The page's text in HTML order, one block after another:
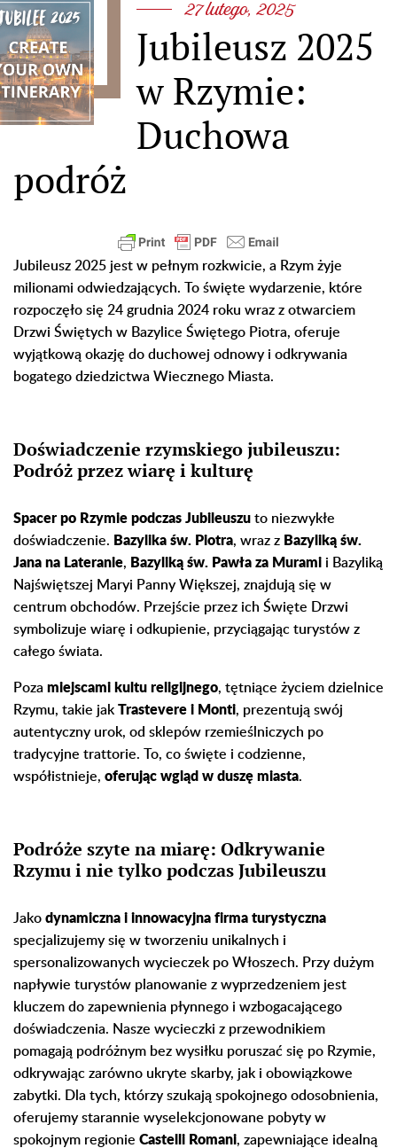
27 lutego, 2025
Jubileusz 2025
w Rzymie:
Duchowa
podróż
Jubileusz 2025 jest w pełnym rozkwicie, a Rzym żyje
milionami odwiedzających. To święte wydarzenie, które
rozpoczęło się 24 grudnia 2024 roku wraz z otwarciem
Drzwi Świętych w Bazylice Świętego Piotra, oferuje
wyjątkową okazję do duchowej odnowy i odkrywania
bogatego dziedzictwa Wiecznego Miasta.
Doświadczenie rzymskiego jubileuszu:
Podróż przez wiarę i kulturę
Spacer po Rzymie podczas Jubileuszu to niezwykłe
doświadczenie. Bazylika św. Piotra, wraz z Bazyliką św.
Jana na Lateranie, Bazyliką św. Pawła za Murami i Bazyliką
Najświętszej Maryi Panny Większej, znajdują się w
centrum obchodów. Przejście przez ich Święte Drzwi
symbolizuje wiarę i odkupienie, przyciągając turystów z
całego świata.
Poza miejscami kultu religijnego, tętniące życiem dzielnice
Rzymu, takie jak Trastevere i Monti, prezentują swój
autentyczny urok, od sklepów rzemieślniczych po
tradycyjne trattorie. To, co święte i codzienne,
współistnieje, oferując wgląd w duszę miasta.
Podróże szyte na miarę: Odkrywanie
Rzymu i nie tylko podczas Jubileuszu
Jako dynamiczna i innowacyjna firma turystyczna
specjalizujemy się w tworzeniu unikalnych i
spersonalizowanych wycieczek po Włoszech. Przy dużym
napływie turystów planowanie z wyprzedzeniem jest
kluczem do zapewnienia płynnego i wzbogacającego
doświadczenia. Nasze wycieczki z przewodnikiem
pomagają podróżnym bez wysiłku poruszać się po Rzymie,
odkrywając zarówno ukryte skarby, jak i obowiązkowe
zabytki. Dla tych, którzy szukają spokojnego odosobnienia,
oferujemy starannie wyselekcjonowane pobyty w
spokojnym regionie Castelli Romani, zapewniające idealną